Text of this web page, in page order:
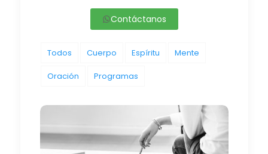
Contáctanos
Todos Cuerpo Espíritu Mente
Oración Programas